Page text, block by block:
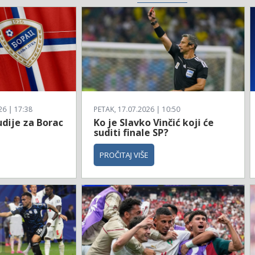
| 17:38
za Borac
PETAK, 17.07.2026 | 10:50
Ko je Slavko Vinčić koji će
suditi finale SP?
PROČITAJ VIŠE